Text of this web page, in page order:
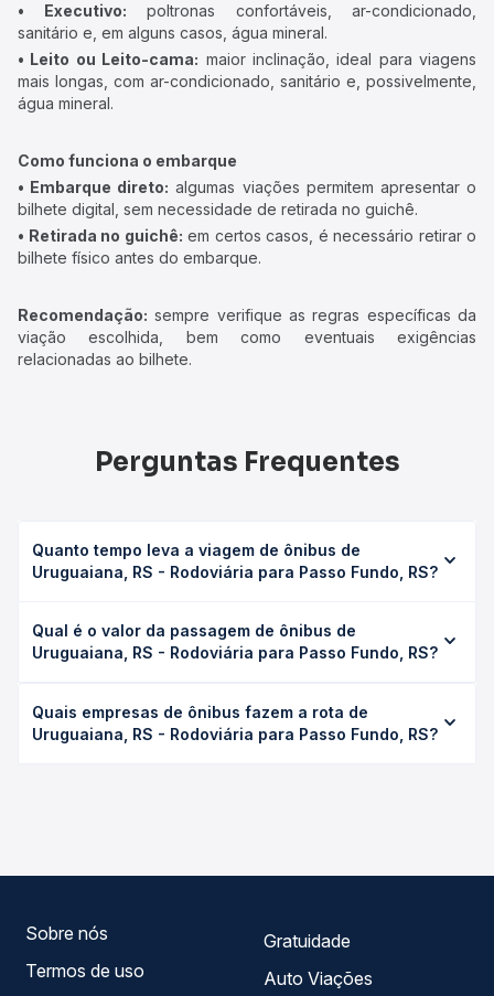
• Executivo: poltronas confortáveis, ar-condicionado,
sanitário e, em alguns casos, água mineral.
• Leito ou Leito-cama: maior inclinação, ideal para viagens
mais longas, com ar-condicionado, sanitário e, possivelmente,
água mineral.
Como funciona o embarque
• Embarque direto: algumas viações permitem apresentar o
bilhete digital, sem necessidade de retirada no guichê.
• Retirada no guichê: em certos casos, é necessário retirar o
bilhete físico antes do embarque.
Recomendação: sempre verifique as regras específicas da
viação escolhida, bem como eventuais exigências
relacionadas ao bilhete.
Perguntas Frequentes
Quanto tempo leva a viagem de ônibus de
Uruguaiana, RS - Rodoviária para Passo Fundo, RS?
Passo Fundo, RS leva em média 12h 10min, podendo variar
conforme a viação, o tipo de serviço (convencional,
duração exata de cada opção na data desejada.
Qual é o valor da passagem de ônibus de
Uruguaiana, RS - Rodoviária para Passo Fundo, RS?
Rodoviária para Passo Fundo, RS custa em média R$
318,55 e varia conforme a data da viagem, a empresa, o
Quais empresas de ônibus fazem a rota de
Uruguaiana, RS - Rodoviária para Passo Fundo, RS?
Sobre nós
Termos de uso
Gratuidade
Auto Viações